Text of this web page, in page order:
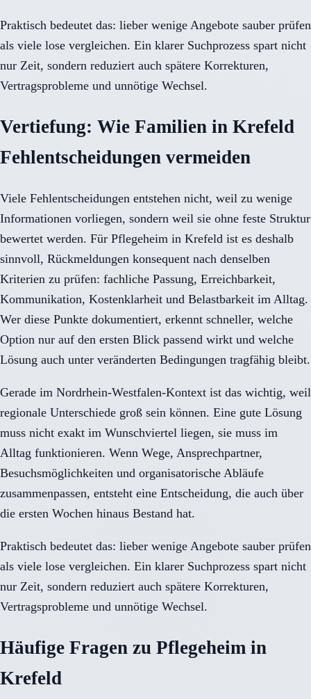
Praktisch bedeutet das: lieber wenige Angebote sauber prüfen
als viele lose vergleichen. Ein klarer Suchprozess spart nicht
nur Zeit, sondern reduziert auch spätere Korrekturen,
Vertragsprobleme und unnötige Wechsel.
Vertiefung: Wie Familien in Krefeld
Fehlentscheidungen vermeiden
Viele Fehlentscheidungen entstehen nicht, weil zu wenige
Informationen vorliegen, sondern weil sie ohne feste Struktur
bewertet werden. Für Pflegeheim in Krefeld ist es deshalb
sinnvoll, Rückmeldungen konsequent nach denselben
Kriterien zu prüfen: fachliche Passung, Erreichbarkeit,
Kommunikation, Kostenklarheit und Belastbarkeit im Alltag.
Wer diese Punkte dokumentiert, erkennt schneller, welche
Option nur auf den ersten Blick passend wirkt und welche
Lösung auch unter veränderten Bedingungen tragfähig bleibt.
Gerade im Nordrhein-Westfalen-Kontext ist das wichtig, weil
regionale Unterschiede groß sein können. Eine gute Lösung
muss nicht exakt im Wunschviertel liegen, sie muss im
Alltag funktionieren. Wenn Wege, Ansprechpartner,
Besuchsmöglichkeiten und organisatorische Abläufe
zusammenpassen, entsteht eine Entscheidung, die auch über
die ersten Wochen hinaus Bestand hat.
Praktisch bedeutet das: lieber wenige Angebote sauber prüfen
als viele lose vergleichen. Ein klarer Suchprozess spart nicht
nur Zeit, sondern reduziert auch spätere Korrekturen,
Vertragsprobleme und unnötige Wechsel.
Häufige Fragen zu Pflegeheim in
Krefeld